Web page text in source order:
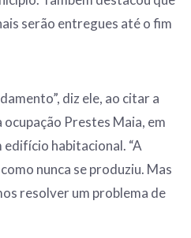
serão entregues até o fim
diz ele, ao citar a
Prestes Maia, em
habitacional. “A
nunca se produziu. Mas
resolver um problema de